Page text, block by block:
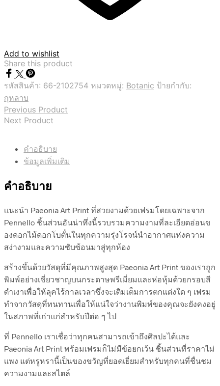
Add to wishlist
Share this product
รหัสสินค้า: 66-2102754 หมวดหมู่: Botanic ป้ายกำกับ:
กุหลาบ
Previous Product
Next Product
คำอธิบาย
ข้อมูลเพิ่มเติม
คำอธิบาย
แนะนำ Paeonia Art Print ที่สวยงามด้วยเฟรมโดยเฉพาะจาก
Pennello ชิ้นส่วนอันน่าทึ่งนี้รวบรวมความงามที่ละเอียดอ่อนข
องดอกไม้ดอกโบตั๋นในทุกความรุ่งโรจน์นำอากาศแห่งความ
สง่างามและความซับซ้อนมาสู่ทุกห้อง
สร้างขึ้นด้วยวัสดุที่มีคุณภาพสูงสุด Paeonia Art Print ของเราถูก
พิมพ์อย่างเชี่ยวชาญบนกระดาษพรีเมี่ยมและห่อหุ้มด้วยกรอบสี
ดำเงาเพื่อให้ลุคไร้กาลเวลาซึ่งจะเติมเต็มการตกแต่งใด ๆ เฟรม
ทำจากวัสดุที่ทนทานเพื่อให้แน่ใจว่างานพิมพ์ของคุณจะยังคงอยู่
ในสภาพที่เก่าแก่สำหรับปีต่อ ๆ ไป
ที่ Pennello เราเชื่อว่าทุกคนสามารถเข้าถึงศิลปะได้และ
Paeonia Art Print พร้อมเฟรมก็ไม่มีข้อยกเว้น ชิ้นส่วนที่ราคาไม่
แพง แต่หรูหรานี้เป็นของขวัญที่ยอดเยี่ยมสำหรับทุกคนที่ชื่นชม
ความงามและสไตล์